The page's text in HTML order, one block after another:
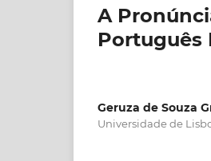
A
Português
Geruza de Souza
Universidade de